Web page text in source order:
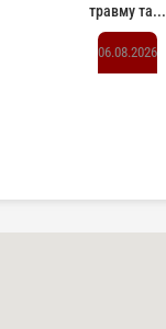
травму та...
06.08.2026